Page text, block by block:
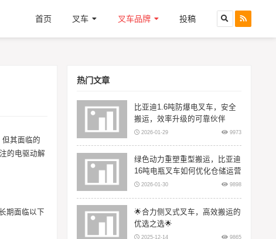
首页 叉车 叉车品牌 投稿
其面临的
的电驱动解
期面临以下
热门文章
比亚迪1.6吨防爆电叉车，安全
搬运，效率升级的可靠伙伴
2026-01-29 9973
绿色动力重塑重型搬运，比亚迪
16吨电瓶叉车如何优化仓储运营
2026-01-30 9898
🌟合力侧叉式叉车，高效搬运的
优选之选🌟
2025-12-14 9865